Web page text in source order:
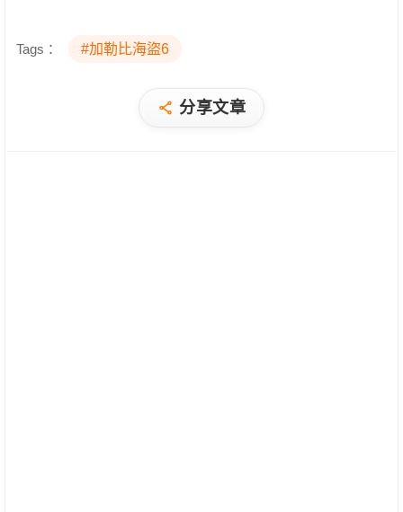
Tags： #加勒比海盜6
分享文章